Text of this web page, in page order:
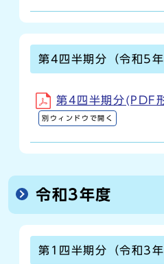
第4四半期分（令和5
第4四半期分
別ウィンドウで開く
令和3年度
第1四半期分（令和3